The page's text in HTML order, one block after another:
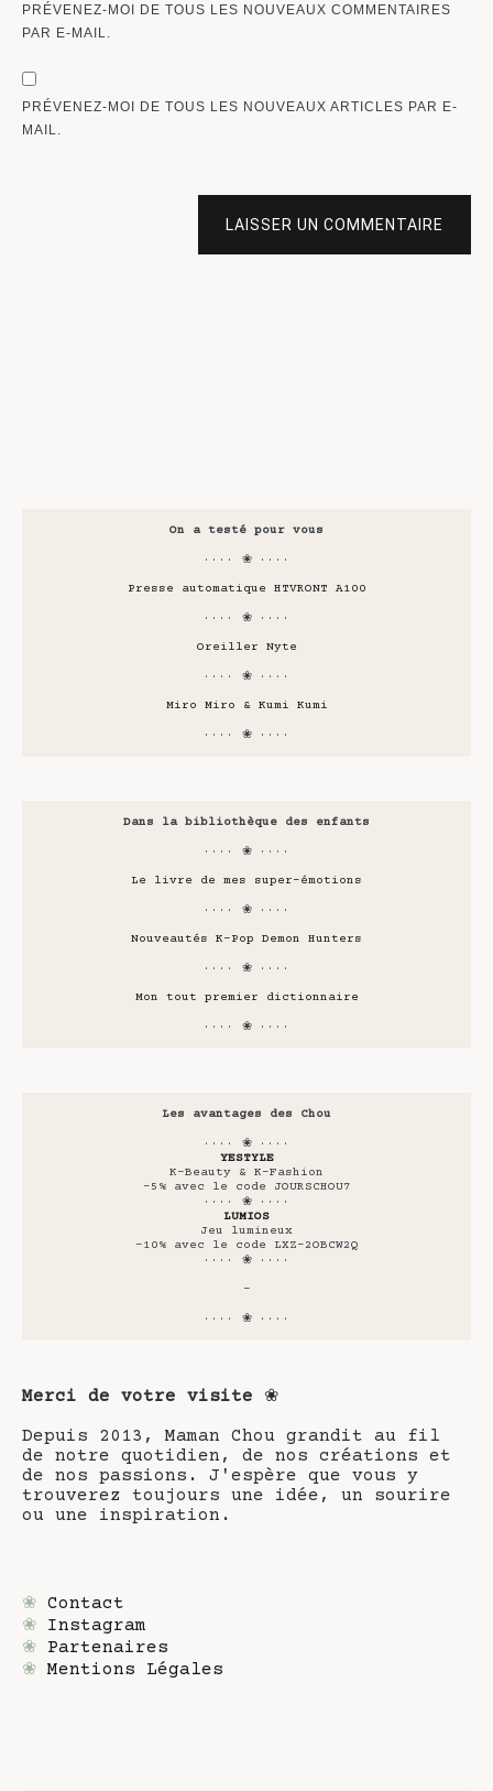
PRÉVENEZ-MOI DE TOUS LES NOUVEAUX COMMENTAIRES
PAR E-MAIL.
PRÉVENEZ-MOI DE TOUS LES NOUVEAUX ARTICLES PAR E-
MAIL.
LAISSER UN COMMENTAIRE
On a testé pour vous
···· ❀ ····
Presse automatique HTVRONT A100
···· ❀ ····
Oreiller Nyte
···· ❀ ····
Miro Miro & Kumi Kumi
···· ❀ ····
Dans la bibliothèque des enfants
···· ❀ ····
Le livre de mes super-émotions
···· ❀ ····
Nouveautés K-Pop Demon Hunters
···· ❀ ····
Mon tout premier dictionnaire
···· ❀ ····
Les avantages des Chou
···· ❀ ····
YESTYLE
K-Beauty & K-Fashion
-5% avec le code JOURSCHOU7
···· ❀ ····
LUMIOS
Jeu lumineux
-10% avec le code LXZ-2OBCW2Q
···· ❀ ····
-
···· ❀ ····
Merci de votre visite ❀
Depuis 2013, Maman Chou grandit au fil
de notre quotidien, de nos créations et
de nos passions. J'espère que vous y
trouverez toujours une idée, un sourire
ou une inspiration.
❀ Contact
❀ Instagram
❀ Partenaires
❀ Mentions Légales